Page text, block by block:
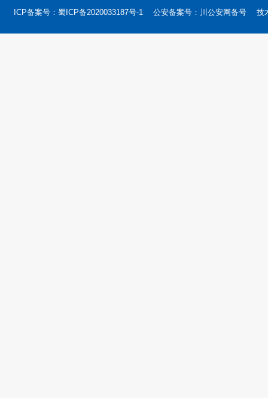
ICP备案号： 蜀ICP备2020033187号-1 公安备案号： 川公安网备号 技